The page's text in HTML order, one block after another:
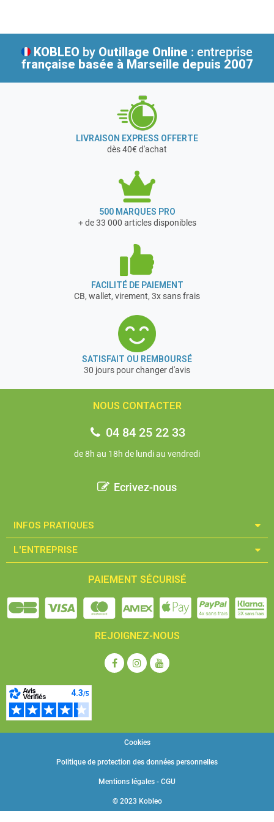
ESCULAPE sont présents dans tous les secteurs d’activité
et sont vendus exclusivement par un réseau de
distributeurs partenaires en France et à l’étranger
KOBLEO by Outillage Online : entreprise
française basée à Marseille depuis 2007
LIVRAISON EXPRESS OFFERTE
dès 40€ d'achat
500 MARQUES PRO
+ de 33 000 articles disponibles
FACILITÉ DE PAIEMENT
CB, wallet, virement, 3x sans frais
SATISFAIT OU REMBOURSÉ
30 jours pour changer d'avis
NOUS CONTACTER
04 84 25 22 33
de 8h au 18h de lundi au vendredi
Ecrivez-nous
INFOS PRATIQUES​
L'ENTREPRISE​
PAIEMENT SÉCURISÉ
REJOIGNEZ-NOUS
© 2023 Kobleo
Mentions légales - CGU
Politique de protection des données personnelles
Cookies